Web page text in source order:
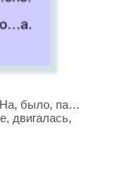
было, па…
двигалась,